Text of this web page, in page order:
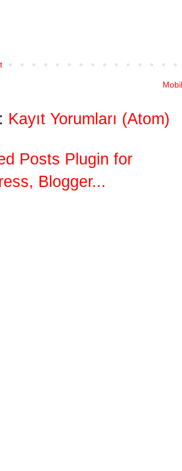
Kayıt Yorumları (Atom)